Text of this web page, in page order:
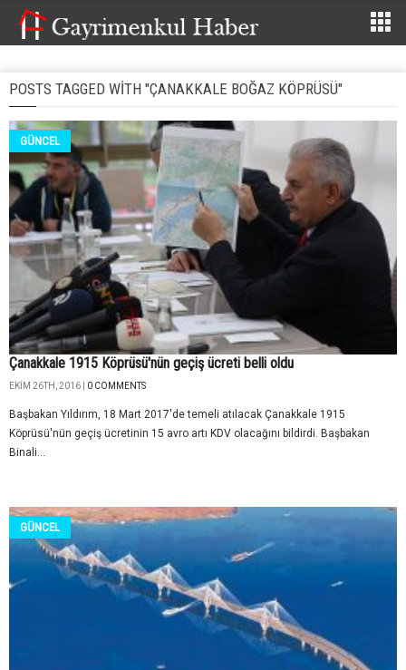
POSTS TAGGED WITH "ÇANAKKALE BOĞAZ KÖPRÜSÜ"
GÜNCEL
Çanakkale 1915 Köprüsü'nün geçiş ücreti belli oldu
EKIM 26TH, 2016 | 0 COMMENTS
Başbakan Yıldırım, 18 Mart 2017'de temeli atılacak Çanakkale 1915
Köprüsü'nün geçiş ücretinin 15 avro artı KDV olacağını bildirdi. Başbakan
Binali...
GÜNCEL